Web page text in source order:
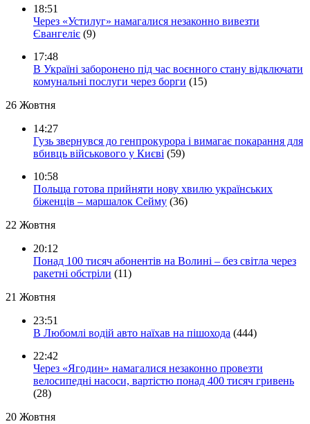
18:51
Через «Устилуг» намагалися незаконно вивезти
Євангеліє (9)
17:48
В Україні заборонено під час воєнного стану відключати
комунальні послуги через борги (15)
26 Жовтня
14:27
Гузь звернувся до генпрокурора і вимагає покарання для
вбивць військового у Києві (59)
10:58
Польща готова прийняти нову хвилю українських
біженців – маршалок Сейму (36)
22 Жовтня
20:12
Понад 100 тисяч абонентів на Волині – без світла через
ракетні обстріли (11)
21 Жовтня
23:51
В Любомлі водій авто наїхав на пішохода (444)
22:42
Через «Ягодин» намагалися незаконно провезти
велосипедні насоси, вартістю понад 400 тисяч гривень
(28)
20 Жовтня